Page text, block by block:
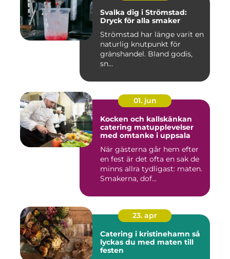
Svalka dig i Strömstad:
Dryck för alla smaker
Strömstad har länge varit en
naturlig knutpunkt för
gränshandel. Bland godis,
sn...
01. jun
Kocken och kallskänkan
catering matupplevelser
med omtanke i uppsala
När gästerna går hem efter
en fest är det ofta en sak de
minns allra tydligast: maten.
Smakerna, dof...
23. apr
Catering i kristinehamn så
lyckas du med maten till
festen